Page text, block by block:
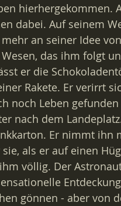
hierhergekommen.
dabei. Auf seinem
an seiner Idee
das ihm folgt
er die
Rakete. Er verirrt
noch Leben
nach dem
Er nimmt ihn
als er auf einen
völlig. Der
gönnen - aber von